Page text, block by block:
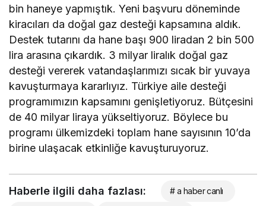
bin haneye yapmıştık. Yeni başvuru döneminde
kiracıları da doğal gaz desteği kapsamına aldık.
Destek tutarını da hane başı 900 liradan 2 bin 500
lira arasına çıkardık. 3 milyar liralık doğal gaz
desteği vererek vatandaşlarımızı sıcak bir yuvaya
kavuşturmaya kararlıyız. Türkiye aile desteği
programımızın kapsamını genişletiyoruz. Bütçesini
de 40 milyar liraya yükseltiyoruz. Böylece bu
programı ülkemizdeki toplam hane sayısının 10’da
birine ulaşacak etkinliğe kavuşturuyoruz.
Haberle ilgili daha fazlası: # a haber canlı